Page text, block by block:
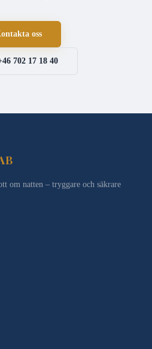
oss
702 17 18 40
om natten – tryggare och säkrare